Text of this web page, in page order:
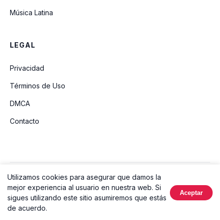
Música Latina
LEGAL
Privacidad
Términos de Uso
DMCA
Contacto
© 2026 Ouvir Música. Todos los derechos reservados.
Hecho con
Utilizamos cookies para asegurar que damos la
mejor experiencia al usuario en nuestra web. Si
sigues utilizando este sitio asumiremos que estás
de acuerdo.
Aceptar